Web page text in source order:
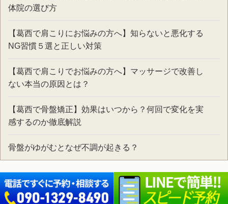
体院の選び方
【葛西で肩こりにお悩みの方へ】知らないと悪化する
NG習慣５選と正しい対策
【葛西で肩こりでお悩みの方へ】マッサージで改善し
ない本当の原因とは？
【葛西で骨盤矯正】効果はいつから？何回で変化を実
感するのか徹底解説
骨盤がゆがむとなぜ不調が起きる？